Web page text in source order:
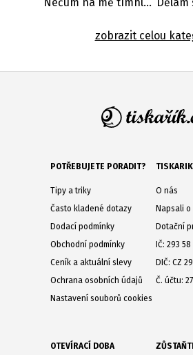
zobrazit celou
POTŘEBUJETE PORADIT?
Tipy a triky
Často kladené dotazy
Dodací podmínky
Obchodní podmínky
Ceník a aktuální slevy
Ochrana osobních údajů
Nastavení souborů cookies
O nás
Napsali o
Dotační
IČ: 293 58
DIČ: CZ
Č. účtu:
OTEVÍRACÍ DOBA